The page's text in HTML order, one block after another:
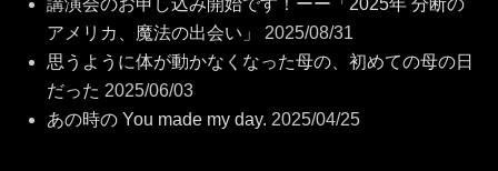
講演会のお申し込み開始です！ーー「2025年 分断の
アメリカ、魔法の出会い」
2025/08/31
思うように体が動かなくなった母の、初めての母の日
だった 2025/06/03
あの時の You made my day. 2025/04/25